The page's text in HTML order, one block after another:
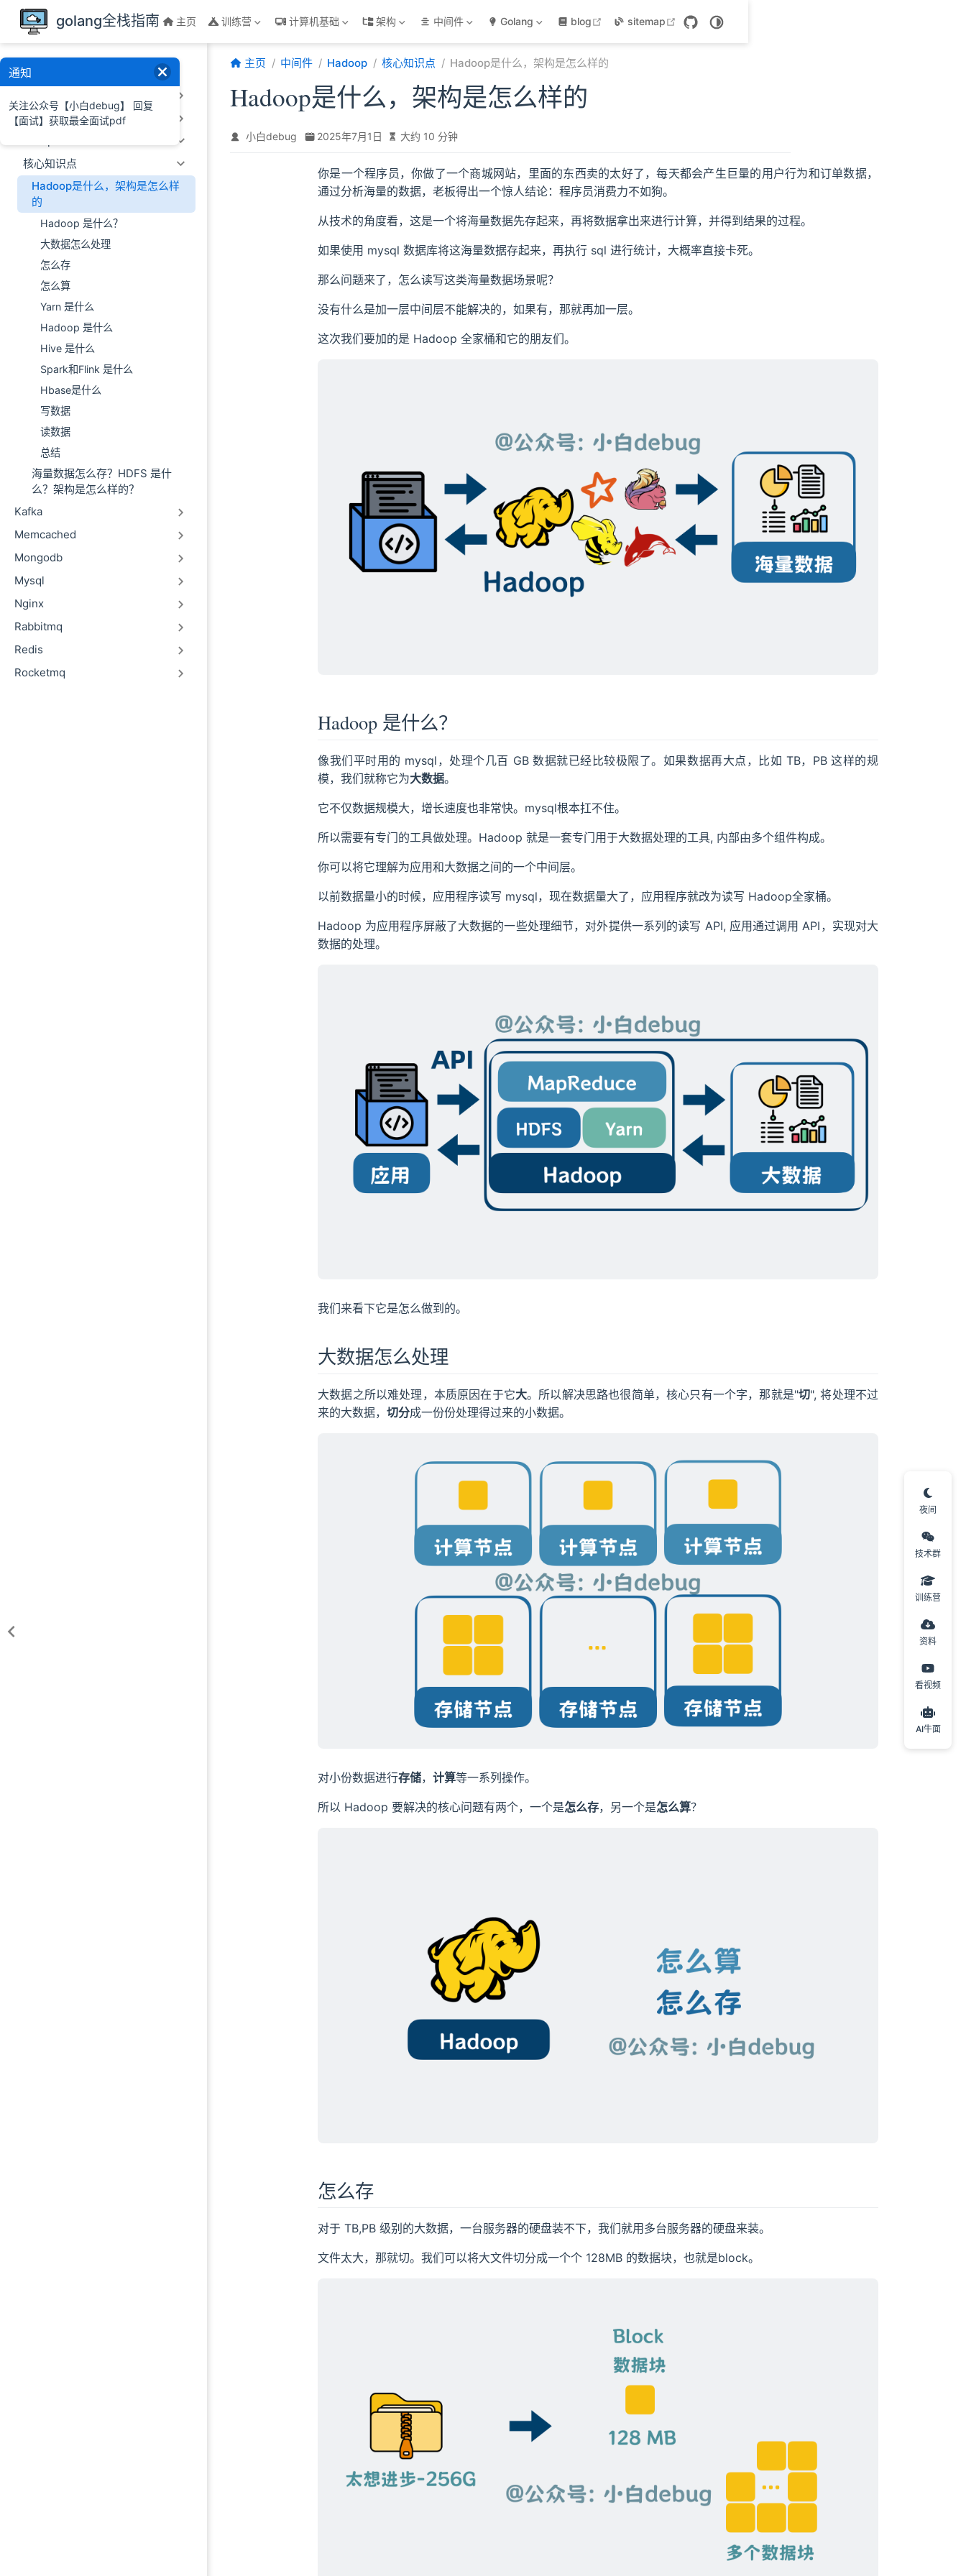
跳至主要內容
golang全栈指南 主页 训练营 计算机基础 架构 中间件 Golang blog open in new window
sitemap open in new window
中间件
Es
核心知识点
Hadoop是什么，架构是怎么样
的
Hadoop 是什么？
大数据怎么处理
怎么存
怎么算
Yarn 是什么
Hadoop 是什么
Hive 是什么
Spark和Flink 是什么
Hbase是什么
写数据
读数据
总结
海量数据怎么存？HDFS 是什
么？架构是怎么样的？
Kafka
Memcached
Mongodb
Mysql
Nginx
Rabbitmq
Redis
Rocketmq
主页 中间件 Hadoop 核心知识点 Hadoop是什么，架构是怎么样的
Hadoop是什么，架构是怎么样的
小白debug 2025年7月1日 大约 10 分钟
你是一个程序员，你做了一个商城网站，里面的东西卖的太好了，每天都会产生巨量的用户行为和订单数据，
通过分析海量的数据，老板得出一个惊人结论：程序员消费力不如狗。
从技术的角度看，这是一个将海量数据先存起来，再将数据拿出来进行计算，并得到结果的过程。
如果使用 mysql 数据库将这海量数据存起来，再执行 sql 进行统计，大概率直接卡死。
那么问题来了，怎么读写这类海量数据场景呢？
没有什么是加一层中间层不能解决的，如果有，那就再加一层。
这次我们要加的是 Hadoop 全家桶和它的朋友们。
Hadoop 是什么？
像我们平时用的 mysql，处理个几百 GB 数据就已经比较极限了。如果数据再大点，比如 TB，PB 这样的规
模，我们就称它为大数据。
它不仅数据规模大，增长速度也非常快。mysql根本扛不住。
所以需要有专门的工具做处理。Hadoop 就是一套专门用于大数据处理的工具, 内部由多个组件构成。
你可以将它理解为应用和大数据之间的一个中间层。
以前数据量小的时候，应用程序读写 mysql，现在数据量大了，应用程序就改为读写 Hadoop全家桶。
Hadoop 为应用程序屏蔽了大数据的一些处理细节，对外提供一系列的读写 API, 应用通过调用 API，实现对大
数据的处理。
我们来看下它是怎么做到的。
大数据怎么处理
大数据之所以难处理，本质原因在于它大。所以解决思路也很简单，核心只有一个字，那就是"切", 将处理不过
来的大数据， 切分成一份份处理得过来的小数据。
对小份数据进行存储， 计算等一系列操作。
所以 Hadoop 要解决的核心问题有两个，一个是怎么存，另一个是怎么算？
怎么存
对于 TB,PB 级别的大数据，一台服务器的硬盘装不下，我们就用多台服务器的硬盘来装。
文件太大，那就切。我们可以将大文件切分成一个个 128MB 的数据块，也就是block。
通知
关注公众号【小白debug】 回复
【面试】获取最全面试pdf
夜间
技术群
训练营
资料
看视频
AI牛面